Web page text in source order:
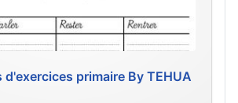
d'exercices primaire By TEHUA